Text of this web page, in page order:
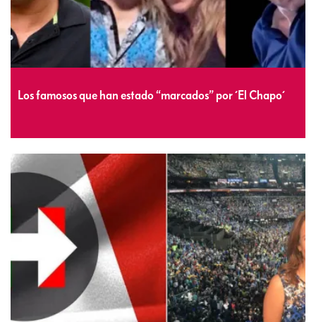
Los famosos que han estado “marcados” por ´El Chapo´